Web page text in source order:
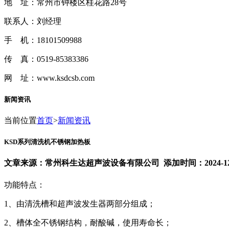
地 址：常州市钟楼区桂花路28号
联系人：刘经理
手 机：18101509988
传 真：0519-85383386
网 址：www.ksdcsb.com
新闻资讯
当前位置首页>新闻资讯
KSD系列清洗机不锈钢加热板
文章来源：常州科生达超声波设备有限公司 添加时间：2024-
功能特点：
1、由清洗槽和超声波发生器两部分组成；
2、槽体全不锈钢结构，耐酸碱，使用寿命长；